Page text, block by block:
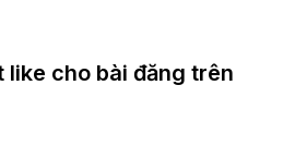
like cho bài đăng trên